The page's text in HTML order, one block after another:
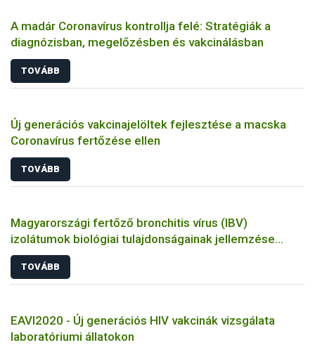
A madár Coronavírus kontrollja felé: Stratégiák a
diagnózisban, megelőzésben és vakcinálásban
TOVÁBB
Új generációs vakcinajelöltek fejlesztése a macska
Coronavírus fertőzése ellen
TOVÁBB
Magyarországi fertőző bronchitis vírus (IBV)
izolátumok biológiai tulajdonságainak jellemzése
állatkísérletes és molekuláris biológiai eszközökkel
TOVÁBB
EAVI2020 - Új generációs HIV vakcinák vizsgálata
laboratóriumi állatokon